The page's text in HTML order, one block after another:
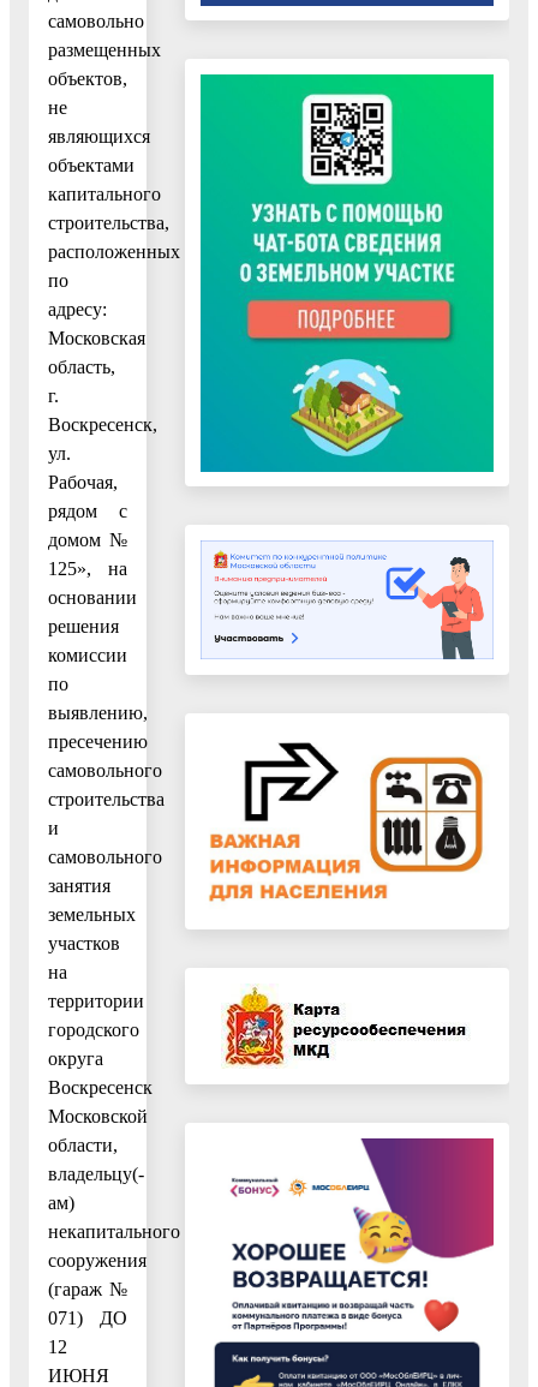
самовольно
размещенных
объектов,
не
являющихся
объектами
капитального
строительства,
расположенных
по
адресу:
Московская
область,
г.
Воскресенск,
ул.
Рабочая,
рядом с
домом №
125», на
основании
решения
комиссии
по
выявлению,
пресечению
самовольного
строительства
и
самовольного
занятия
земельных
участков
на
территории
городского
округа
Воскресенск
Московской
области,
владельцу(-
ам)
некапитального
сооружения
(гараж №
071) ДО
12
ИЮНЯ